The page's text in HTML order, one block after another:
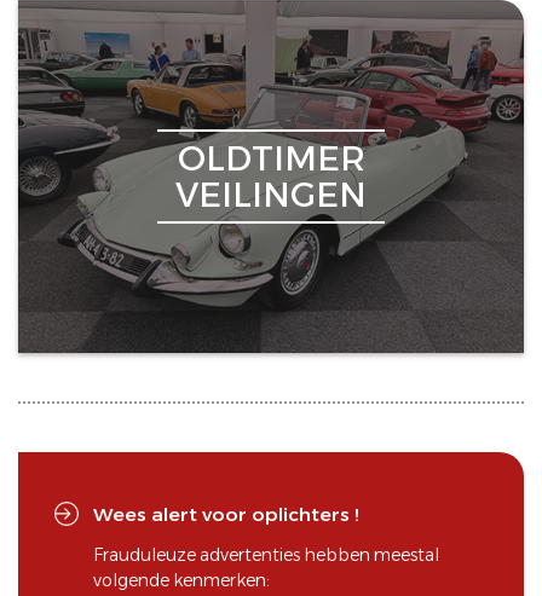
OLDTIMER
VEILINGEN
Wees alert voor oplichters !
Frauduleuze advertenties hebben meestal
volgende kenmerken: